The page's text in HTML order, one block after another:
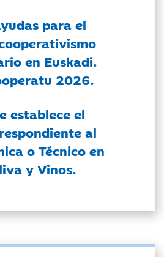
para el
en Euskadi.
2026.
establece el
al
o Técnico en
y Vinos.